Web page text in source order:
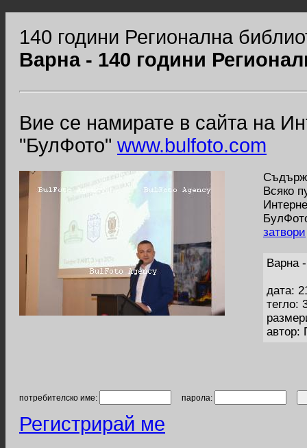
140 години Регионална
Варна - 140 години
Вие се намирате в сайта на
"БулФото" www.bulfoto.com
Всяко
затвори
Варна
дата:
тегло:
автор:
потребителско име: парола:
Регистрирай ме